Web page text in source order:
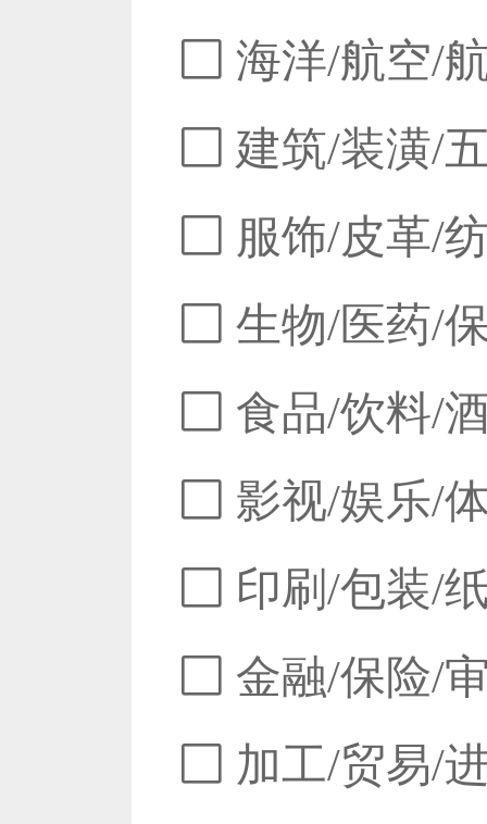
海洋/航空/
建筑/装潢/
服饰/皮革/
生物/医药/
食品/饮料/
影视/娱乐/
印刷/包装/
金融/保险/
加工/贸易/